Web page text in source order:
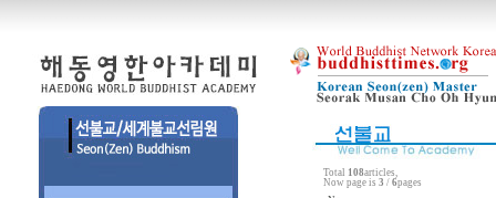
Total 108articles,
Now page is 3 / 6pages